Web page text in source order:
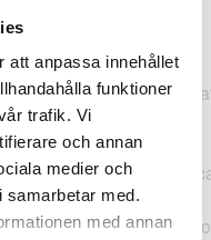
att anpassa innehållet
funktioner
trafik. Vi
och annan
medier och
samarbetar med.
med annan
is not a
static/chunks/pages/
static/chunks/pages/
lk
static/chunks/